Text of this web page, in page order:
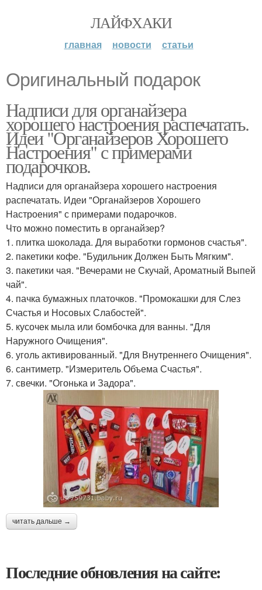
ЛАЙФХАКИ
главная новости статьи
Оригинальный подарок
Надписи для органайзера
хорошего настроения распечатать.
Идеи "Органайзеров Хорошего
Настроения" с примерами
подарочков.
Надписи для органайзера хорошего настроения
распечатать. Идеи "Органайзеров Хорошего
Настроения" с примерами подарочков.
Что можно поместить в органайзер?
1. плитка шоколада. Для выработки гормонов счастья".
2. пакетики кофе. "Будильник Должен Быть Мягким".
3. пакетики чая. "Вечерами не Скучай, Ароматный Выпей
чай".
4. пачка бумажных платочков. "Промокашки для Слез
Счастья и Носовых Слабостей".
5. кусочек мыла или бомбочка для ванны. "Для
Наружного Очищения".
6. уголь активированный. "Для Внутреннего Очищения".
6. сантиметр. "Измеритель Объема Счастья".
7. свечки. "Огонька и Задора".
читать дальше →
Последние обновления на сайте: